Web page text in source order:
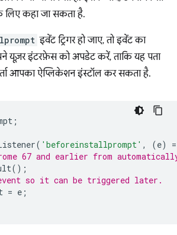
कहा जा सकता है.
इवेंट ट्रिगर हो जाए, तो इवेंट का
यूज़र इंटरफ़ेस को अपडेट करें, ताकि यह पता
आपका ऐप्लिकेशन इंस्टॉल कर सकता है.
;
( 'beforeinstallprompt' , (e) =
67 and earlier from
();
so it can be triggered later.
= e ;